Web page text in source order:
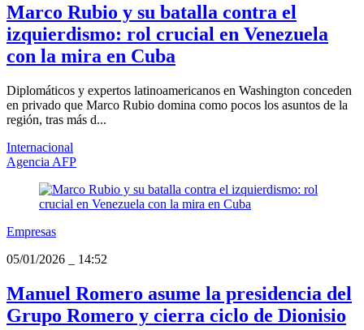
Marco Rubio y su batalla contra el
izquierdismo: rol crucial en Venezuela
con la mira en Cuba
Diplomáticos y expertos latinoamericanos en Washington conceden
en privado que Marco Rubio domina como pocos los asuntos de la
región, tras más d...
Internacional
Agencia AFP
Empresas
05/01/2026
14:52
Manuel Romero asume la presidencia del
Grupo Romero y cierra ciclo de Dionisio